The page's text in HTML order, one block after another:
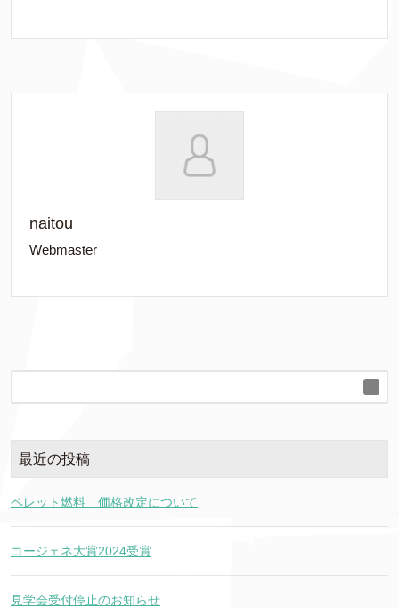
naitou
Webmaster
最近の投稿
ペレット燃料 価格改定について
コージェネ大賞2024受賞
見学会受付停止のお知らせ